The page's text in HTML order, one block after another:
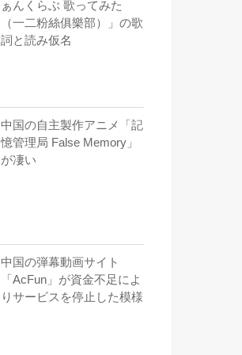
ぁんくらぶ 歌ってみた
（一二粉絲俱樂部）」の歌
詞と読み仮名
中国の自主製作アニメ「記
憶管理局 False Memory」
が凄い
中国の弾幕動画サイト
「AcFun」が資金不足によ
りサービスを停止した模様